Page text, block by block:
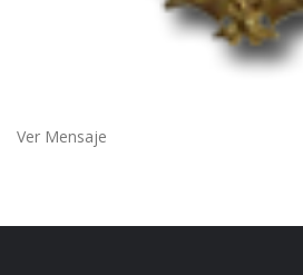
Ver Mensaje